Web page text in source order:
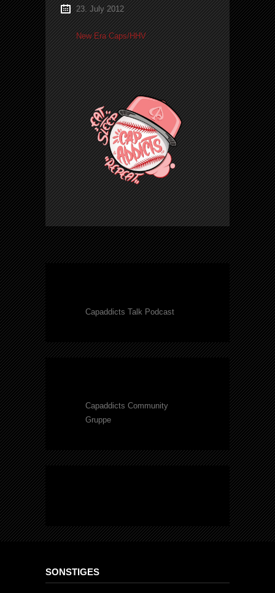
23. July 2012
New Era Caps/HHV
Capaddicts Talk Podcast
Capaddicts Community
Gruppe
SONSTIGES